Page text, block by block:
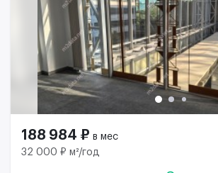
188 984 ₽ в мес
32 000 ₽ м²/год